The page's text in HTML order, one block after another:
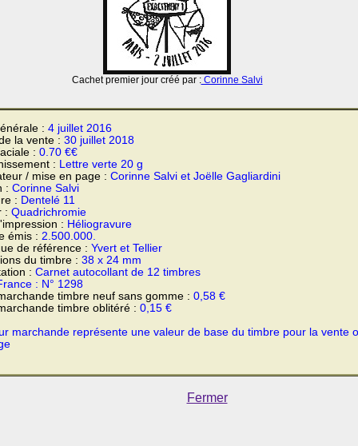
Cachet premier jour créé par :Corinne Salvi
: 4 juillet 2016
la vente : 30 juillet 2018
: 0.70 €€
: Lettre verte 20 g
/ mise en page : Corinne Salvi et Joëlle Gagliardini
: Corinne Salvi
: Dentelé 11
: Quadrichromie
: Héliogravure
émis : 2.500.000.
de référence : Yvert et Tellier
du timbre : 38 x 24 mm
: Carnet autocollant de 12 timbres
: N° 1298
timbre neuf sans gomme : 0,58 €
timbre oblitéré : 0,15 €
marchande représente une valeur de base du timbre pour la vente
Fermer